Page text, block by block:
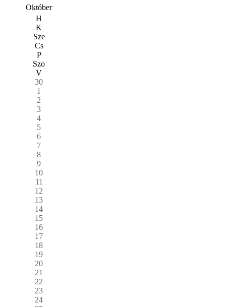
Október
H
K
Sze
Cs
P
Szo
V
30
1
2
3
4
5
6
7
8
9
10
11
12
13
14
15
16
17
18
19
20
21
22
23
24